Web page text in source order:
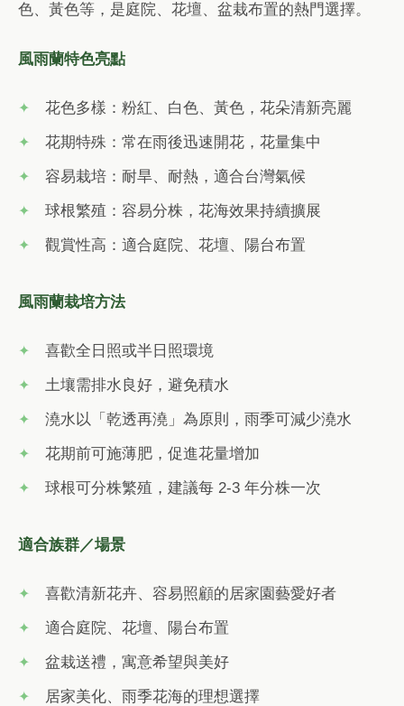
色、黃色等，是庭院、花壇、盆栽布置的熱門選擇。
風雨蘭特色亮點
花色多樣：粉紅、白色、黃色，花朵清新亮麗
花期特殊：常在雨後迅速開花，花量集中
容易栽培：耐旱、耐熱，適合台灣氣候
球根繁殖：容易分株，花海效果持續擴展
觀賞性高：適合庭院、花壇、陽台布置
風雨蘭栽培方法
喜歡全日照或半日照環境
土壤需排水良好，避免積水
澆水以「乾透再澆」為原則，雨季可減少澆水
花期前可施薄肥，促進花量增加
球根可分株繁殖，建議每 2-3 年分株一次
適合族群／場景
喜歡清新花卉、容易照顧的居家園藝愛好者
適合庭院、花壇、陽台布置
盆栽送禮，寓意希望與美好
居家美化、雨季花海的理想選擇